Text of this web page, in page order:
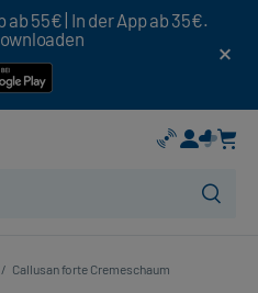
55€ | In der App ab 35€.
/ Callusan forte Cremeschaum